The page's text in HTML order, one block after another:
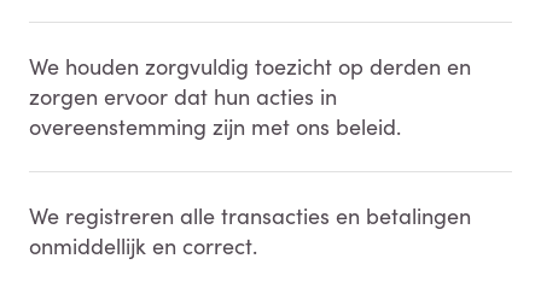
We houden zorgvuldig toezicht op derden en
zorgen ervoor dat hun acties in
overeenstemming zijn met ons beleid.
We registreren alle transacties en betalingen
onmiddellijk en correct.